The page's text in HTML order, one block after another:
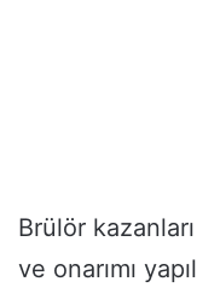
Brülör
ve onarımı